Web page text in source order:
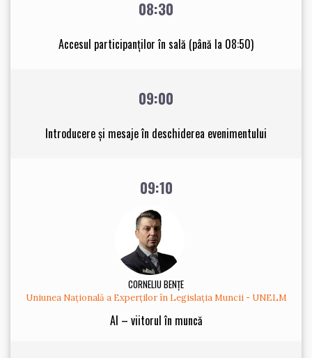
08:30
Accesul participanților în sală (până la 08:50)
09:00
Introducere și mesaje în deschiderea evenimentului
09:10
CORNELIU BENȚE
Uniunea Națională a Experților în Legislația Muncii - UNELM
AI – viitorul în muncă